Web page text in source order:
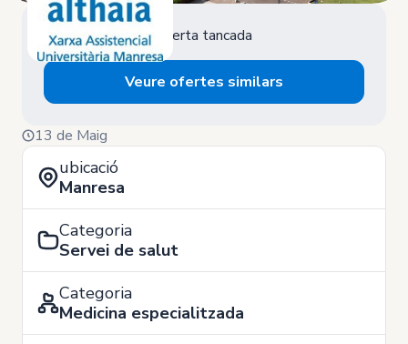
Oferta tancada
Veure ofertes similars
13 de Maig
ubicació
Manresa
Categoria
Servei de salut
Categoria
Medicina especialitzada